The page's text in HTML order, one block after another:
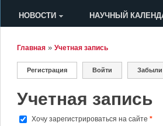
Меню пользователя
НОВОСТИ НАУЧНЫЙ
Вы здесь
Главная » Учетная запись
Главные вкладки
Регистрация (активная вкладка)
Войти
Учетная запись
Хочу зарегистрироваться на сайте *